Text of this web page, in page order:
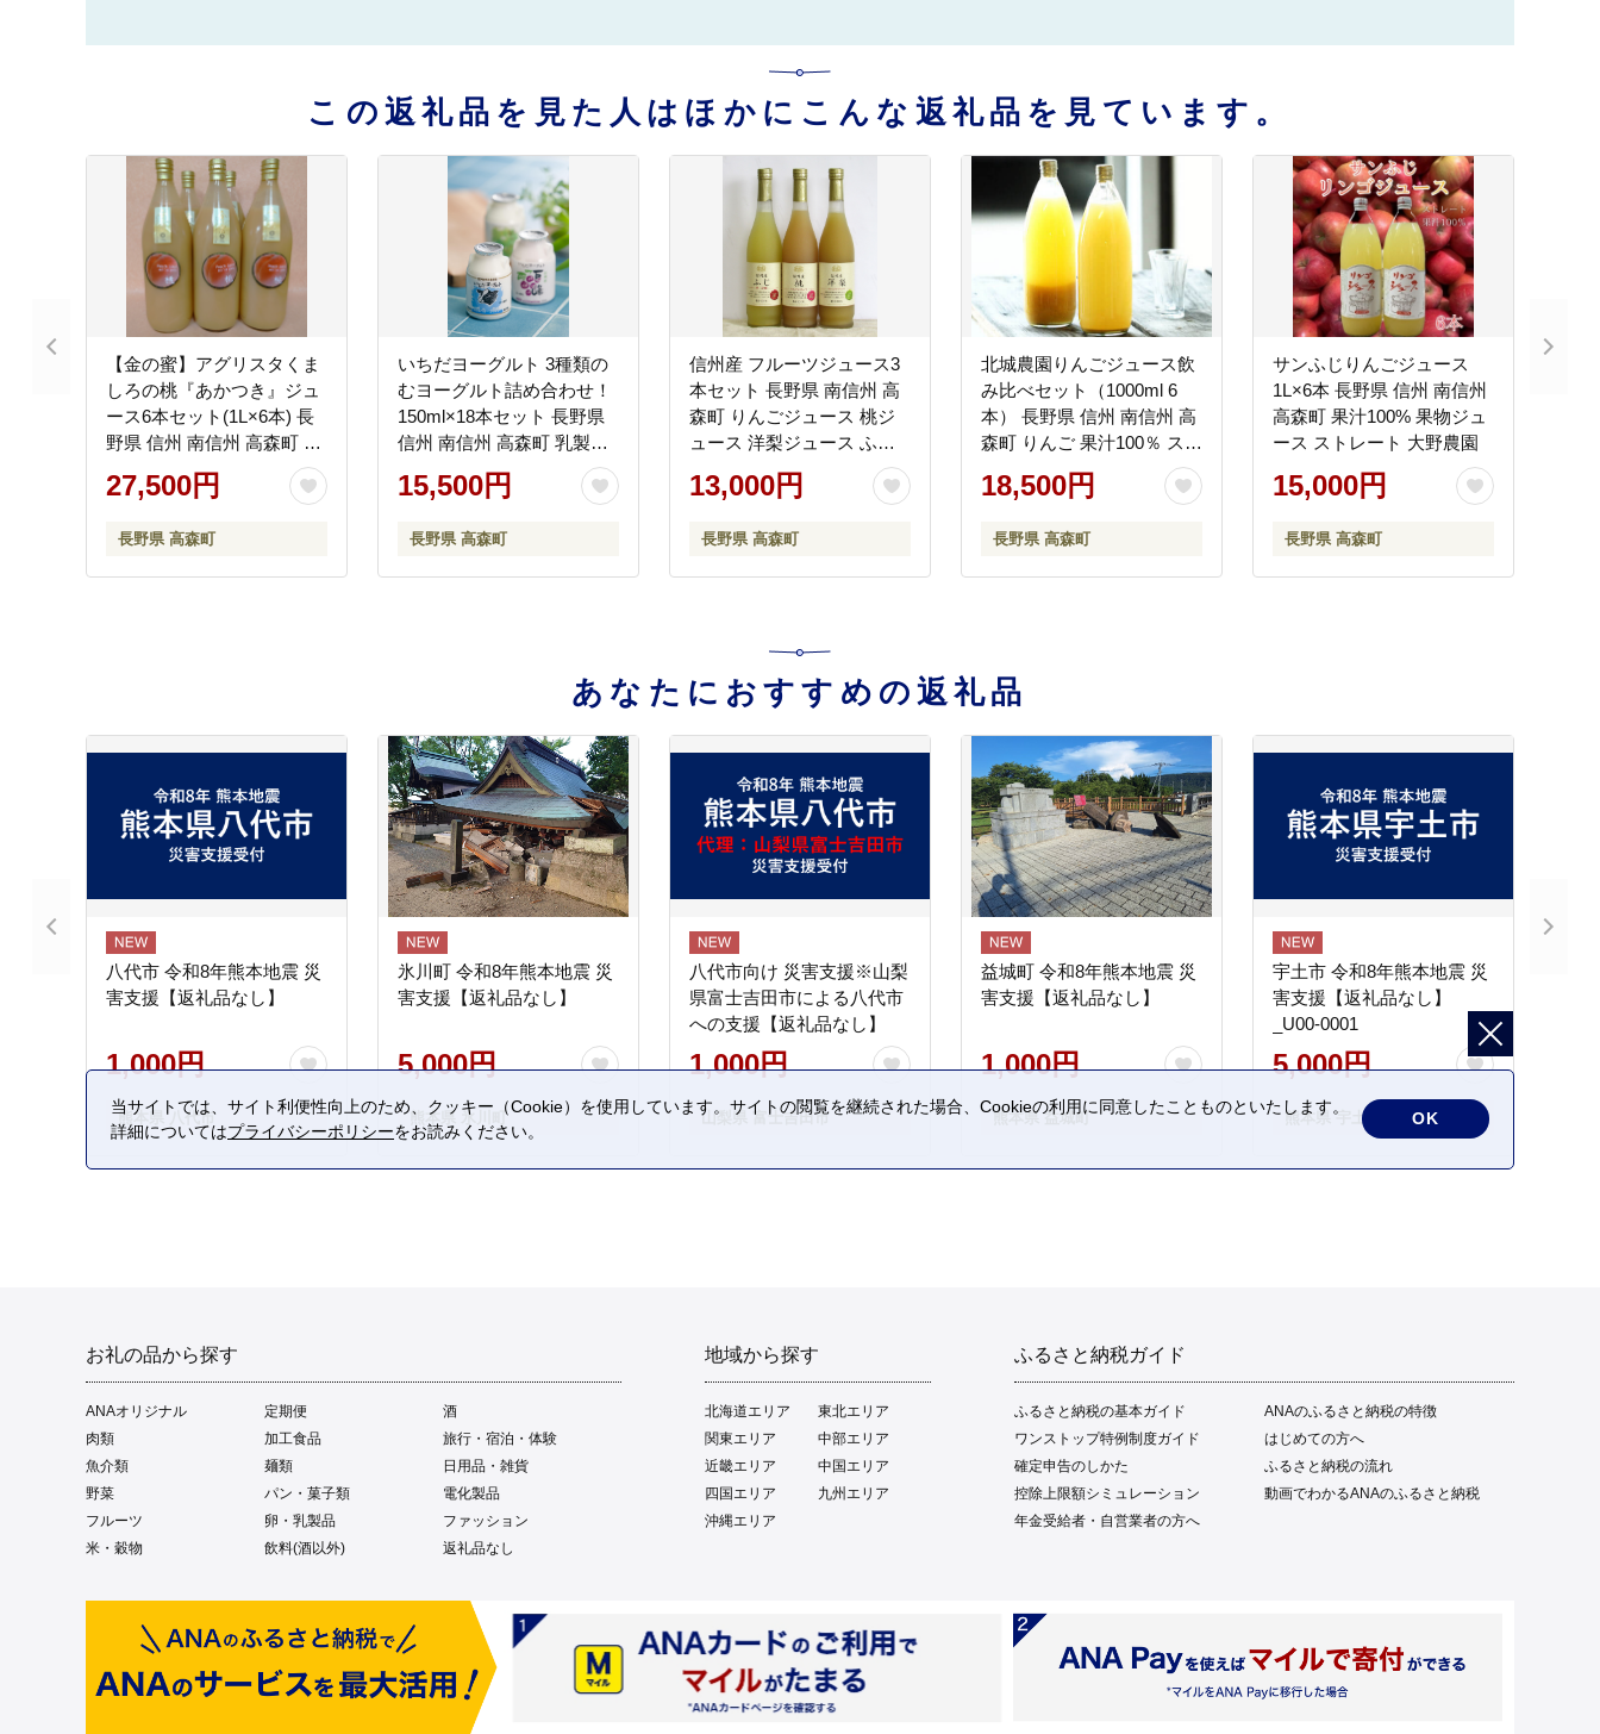
この返礼品を見た人はほかにこんな返礼品を見ています。
【金の蜜】アグリスタくま
しろの桃『あかつき』ジュ
ース6本セット(1L×6本) 長
野県 信州 南信州 高森町 も
もジュース 濃厚
27,500円
長野県 高森町
いちだヨーグルト 3種類の
むヨーグルト詰め合わせ！
150ml×18本セット 長野県
信州 南信州 高森町 乳製品
ヨーグルト 飲むヨーグルト
巨峰 シャインマスカット
ット
15,500円
長野県 高森町
信州産 フルーツジュース3
本セット 長野県 南信州 高
森町 りんごジュース 桃ジ
ュース 洋梨ジュース ふじ
もも 飲み比べ 信州まし野
ワイン
13,000円
長野県 高森町
北城農園りんごジュース飲
み比べセット（1000ml 6
本） 長野県 信州 南信州 高
森町 りんご 果汁100％ スト
レート すりおろし
18,500円
長野県 高森町
サンふじりんごジュース
1L×6本 長野県 信州 南信州
高森町 果汁100% 果物ジュ
ース ストレート 大野農園
15,000円
長野県 高森町
あなたにおすすめの返礼品
八代市 令和8年熊本地震 災
害支援【返礼品なし】
1,000円
熊本県 八代市
氷川町 令和8年熊本地震 災
害支援【返礼品なし】
5,000円
熊本県 氷川町
八代市向け 災害支援※山梨
県富士吉田市による八代市
への支援【返礼品なし】
1,000円
山梨県 富士吉田市
益城町 令和8年熊本地震 災
害支援【返礼品なし】
1,000円
熊本県 益城町
宇土市 令和8年熊本地震 災
害支援【返礼品なし】
_U00-0001
5,000円
熊本県 宇土市
お礼の品から探す
ANAオリジナル 定期便
酒
肉類
加工食品
旅行・宿泊・体験
魚介類
麺類
日用品・雑貨
野菜
パン・菓子類
電化製品
フルーツ
卵・乳製品
ファッション
米・穀物
飲料(酒以外) 返礼品なし
地域から探す
北海道エリア
東北エリア
関東エリア
中部エリア
近畿エリア
中国エリア
四国エリア
九州エリア
沖縄エリア
ふるさと納税ガイド
ふるさと納税の基本ガイド
ANAのふるさと納税の特徴
ワンストップ特例制度ガイド
はじめての方へ
確定申告のしかた
ふるさと納税の流れ
控除上限額シミュレーション
動画でわかるANAのふるさと納税
年金受給者・自営業者の方へ
当サイトでは、サイト利便性向上のため、クッキー（Cookie）を使用しています。サイトの閲覧を継続された場合、Cookieの利用に同意したことものといたします。
詳細についてはプライバシーポリシーをお読みください。
OK